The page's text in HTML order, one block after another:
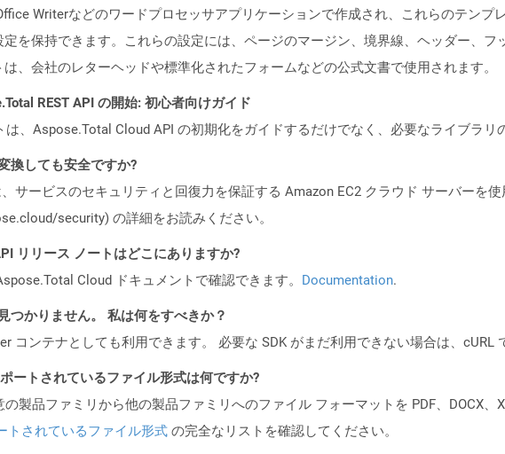
Writerなどのワードプロセッサアプリケーションで作成され、これらのテンプ
を保持できます。これらの設定には、ページのマージン、境界線、ヘッダー、フ
、会社のレターヘッドや標準化されたフォームなどの公式文書で使用されます。
REST API の開始: 初心者向けガイド
は、Aspose.Total Cloud API の初期化をガイドするだけでなく、必要なライブラリ
換しても安全ですか?
サービスのセキュリティと回復力を保証する Amazon EC2 クラウド サーバーを
security) の詳細をお読みください。
リリース ノートはどこにありますか?
Cloud ドキュメントで確認できます。 Documentation.
つかりません。 私は何をすべきか？
コンテナとしても利用できます。 必要な SDK がまだ利用できない場合は、cURL
ートされているファイル形式は何ですか?
製品ファミリから他の製品ファミリへのファイル フォーマットを PDF、DOCX、
トされているファイル形式 の完全なリストを確認してください。